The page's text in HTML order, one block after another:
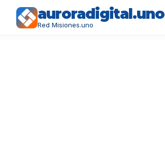
auroradigital.uno
Red Misiones.uno